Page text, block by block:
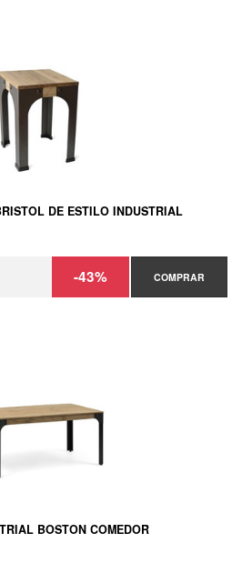
DE ESTILO INDUSTRIAL
-43% COMPRAR
BOSTON COMEDOR